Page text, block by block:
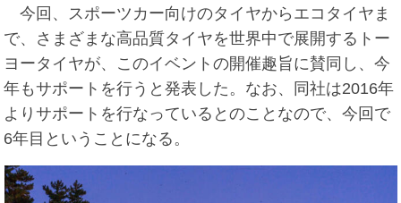
今回、スポーツカー向けのタイヤからエコタイヤま
で、さまざまな高品質タイヤを世界中で展開するトー
ヨータイヤが、このイベントの開催趣旨に賛同し、今
年もサポートを行うと発表した。なお、同社は2016年
よりサポートを行なっているとのことなので、今回で
6年目ということになる。